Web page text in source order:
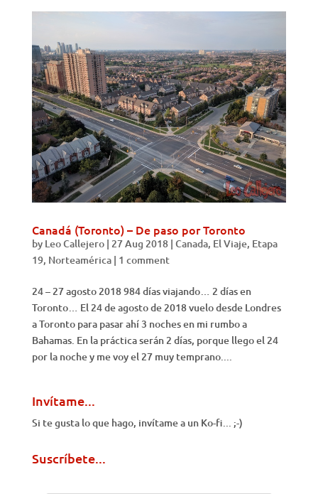
Canadá (Toronto) – De paso por Toronto
by Leo Callejero| 27 Aug 2018| Canada, El Viaje, Etapa
19, Norteamérica| 1 comment
24 – 27 agosto 2018 984 días viajando… 2 días en
Toronto… El 24 de agosto de 2018 vuelo desde Londres
a Toronto para pasar ahí 3 noches en mi rumbo a
Bahamas. En la práctica serán 2 días, porque llego el 24
por la noche y me voy el 27 muy temprano....
Invítame...
Si te gusta lo que hago, invítame a un Ko-fi... ;-)
Suscríbete...